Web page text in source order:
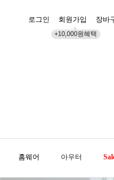
로그인 회원가입
+10,000원혜택
장바
홈웨어 아우터